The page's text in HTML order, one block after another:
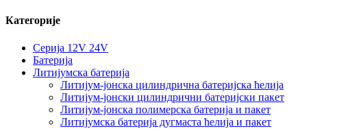
Категорије
Серија 12V 24V
Батерија
Литијумска батерија
Литијум-јонска цилиндрична батеријска ћелија
Литијум-јонски цилиндрични батеријски пакет
Литијум-јонска полимерска батерија и пакет
Литијумска батерија дугмаста ћелија и пакет